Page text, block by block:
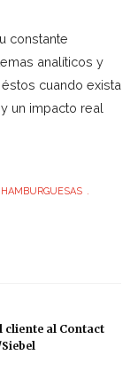
constante
analíticos y
cuando exista
un impacto real
HAMBURGUESAS
al Contact